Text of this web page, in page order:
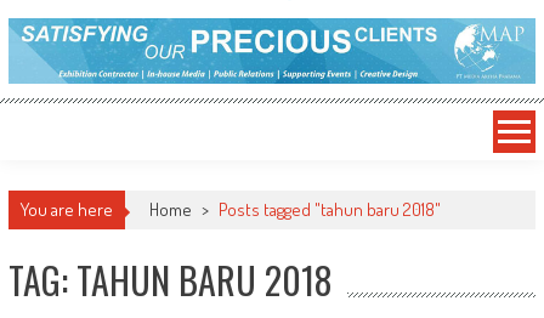
You are here Home > Posts tagged "tahun baru 2018"
TAG: TAHUN BARU 2018